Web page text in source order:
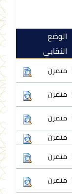
الوضع
النقابي
متمرن
متمرن
متمرن
متمرن
متمرن
متمرن